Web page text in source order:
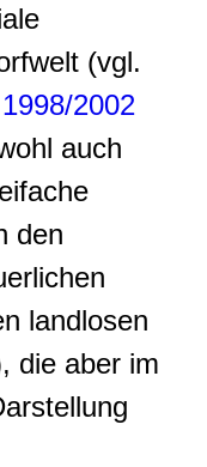
(vgl.
2002
auch
den
landlosen
die aber im